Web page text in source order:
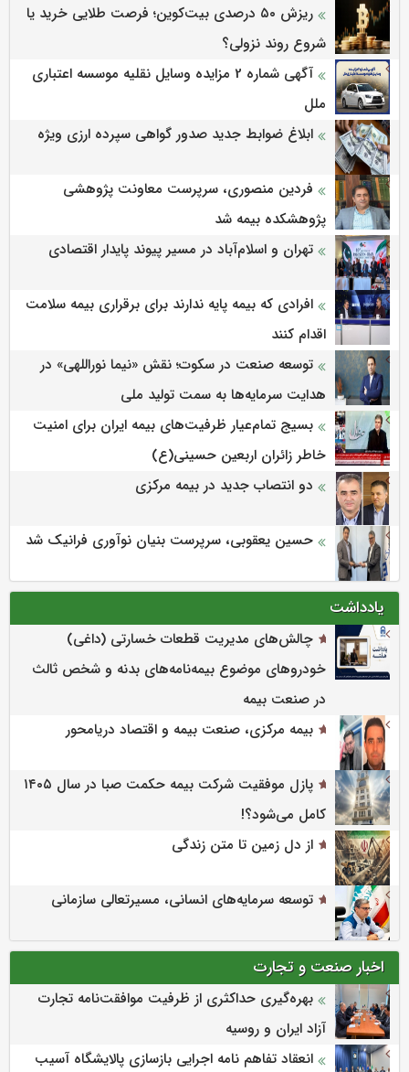
ریزش ۵۰ درصدی بیت‌کوین؛ فرصت طلایی خرید یا
شروع روند نزولی؟
آگهی شماره 2 مزایده وسایل نقلیه موسسه اعتباری
ملل
ابلاغ ضوابط جدید صدور گواهی سپرده ارزی ویژه
فردین منصوری، سرپرست معاونت پژوهشی
پژوهشكده بیمه شد
تهران و اسلام‌آباد در مسیر پیوند پایدار اقتصادی
افرادی که بیمه پایه ندارند برای برقراری بیمه سلامت
اقدام کنند
توسعه صنعت در سکوت؛ نقش «نیما نوراللهی» در
هدایت سرمایه‌ها به سمت تولید ملی
بسیج تمام‌عیار ظرفیت‌های بیمه ایران برای امنیت
خاطر زائران اربعین حسینی(ع)
دو انتصاب جدید در بیمه مرکزی
حسین یعقوبی، سرپرست بنیان نوآوری فرانیک شد
یادداشت
چالش‌های مدیریت قطعات خسارتی (داغی)
خودروهای موضوع بیمه‌نامه‌های بدنه و شخص ثالث
در صنعت بیمه
بیمه مرکزی، صنعت بیمه و اقتصاد دریامحور
پازل موفقیت شرکت بیمه حکمت صبا در سال ۱۴۰۵
کامل می‌شود؟!
از دل زمین تا متن زندگی
توسعه سرمایه‌های انسانی، مسیرتعالی سازمانی
اخبار صنعت و تجارت
بهره‌گیری حداکثری از ظرفیت موافقت‌نامه تجارت
آزاد ایران و روسیه
انعقاد تفاهم نامه اجرایی بازسازی پالایشگاه آسیب